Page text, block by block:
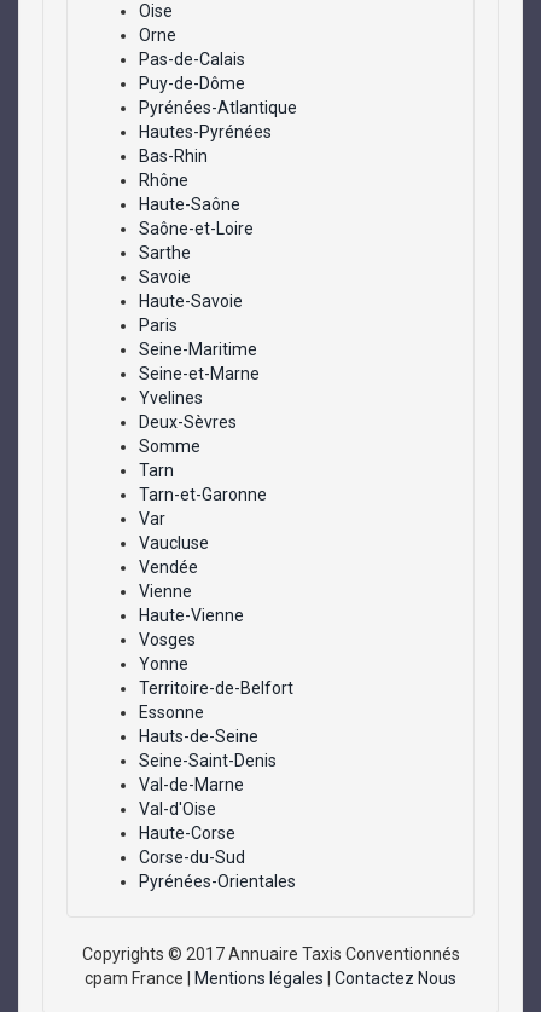
Oise
Orne
Pas-de-Calais
Puy-de-Dôme
Pyrénées-Atlantique
Hautes-Pyrénées
Bas-Rhin
Rhône
Haute-Saône
Saône-et-Loire
Sarthe
Savoie
Haute-Savoie
Paris
Seine-Maritime
Seine-et-Marne
Yvelines
Deux-Sèvres
Somme
Tarn
Tarn-et-Garonne
Var
Vaucluse
Vendée
Vienne
Haute-Vienne
Vosges
Yonne
Territoire-de-Belfort
Essonne
Hauts-de-Seine
Seine-Saint-Denis
Val-de-Marne
Val-d'Oise
Haute-Corse
Corse-du-Sud
Pyrénées-Orientales
Copyrights © 2017 Annuaire Taxis Conventionnés
cpam France |
Mentions légales Contactez Nous